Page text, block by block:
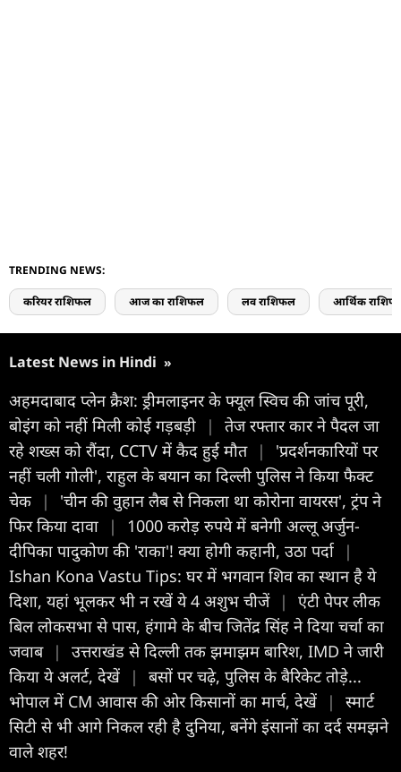
TRENDING NEWS:
करियर राशिफल आज का राशिफल लव राशिफल आर्थिक
Latest News in Hindi »
अहमदाबाद प्लेन क्रैश: ड्रीमलाइनर के फ्यूल स्विच की जांच पूरी,
बोइंग को नहीं मिली कोई गड़बड़ी
|
तेज रफ्तार कार ने पैदल जा
रहे शख्स को रौंदा, CCTV में कैद हुई मौत |
'प्रदर्शनकारियों पर
नहीं चली गोली', राहुल के बयान का दिल्ली पुलिस ने किया फैक्ट
चेक
|
'चीन की वुहान लैब से निकला था कोरोना वायरस', ट्रंप ने
फिर किया दावा
|
1000 करोड़ रुपये में बनेगी अल्लू अर्जुन-
दीपिका पादुकोण की 'राका'! क्या होगी कहानी, उठा पर्दा
|
Ishan Kona Vastu Tips: घर में भगवान शिव का स्थान है ये
दिशा, यहां भूलकर भी न रखें ये 4 अशुभ चीजें |
एंटी पेपर लीक
बिल लोकसभा से पास, हंगामे के बीच जितेंद्र सिंह ने दिया चर्चा का
जवाब |
उत्तराखंड से दिल्ली तक झमाझम बारिश, IMD ने जारी
किया ये अलर्ट, देखें
|
बसों पर चढ़े, पुलिस के बैरिकेट तोड़े...
भोपाल में CM आवास की ओर किसानों का मार्च, देखें
|
स्मार्ट
सिटी से भी आगे निकल रही है दुनिया, बनेंगे इंसानों का दर्द समझने
वाले शहर!